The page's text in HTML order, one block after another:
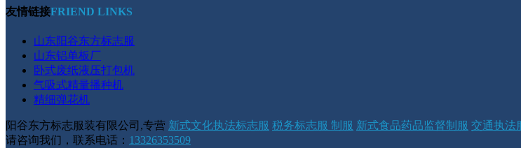
友情链接FRIEND LINKS
山东阳谷东方标志服
山东铝单板厂
卧式废纸液压打包机
气吸式精量播种机
精细弹花机
阳谷东方标志服装有限公司,专营 新式文化执法标志服 税务标志服 制服 新式食品药品监督制服 交通执法
请咨询我们，联系电话： 13326353509